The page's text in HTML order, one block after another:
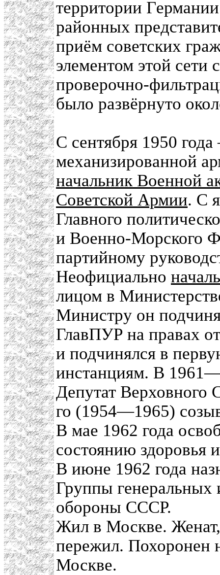
тeрритории
районных
приём советских
элементом этой сети
проверочно-
было развёрнуто
С сентября 1950
механизированной
начальник Военной
Советской Армии. С
Главного
и Военно-Морского
партийному
Неофициально
лицом в
Министру он
ГлавПУР на правах
и подчинялся в
инстанциям. В
Депутат
го (1954—1965)
В мае 1962 года
состоянию здоровья
В июне 1962 года
Группы генеральных
обороны СССР.
Жил в Москве. Женат,
пережил. Похоронен
Москве.